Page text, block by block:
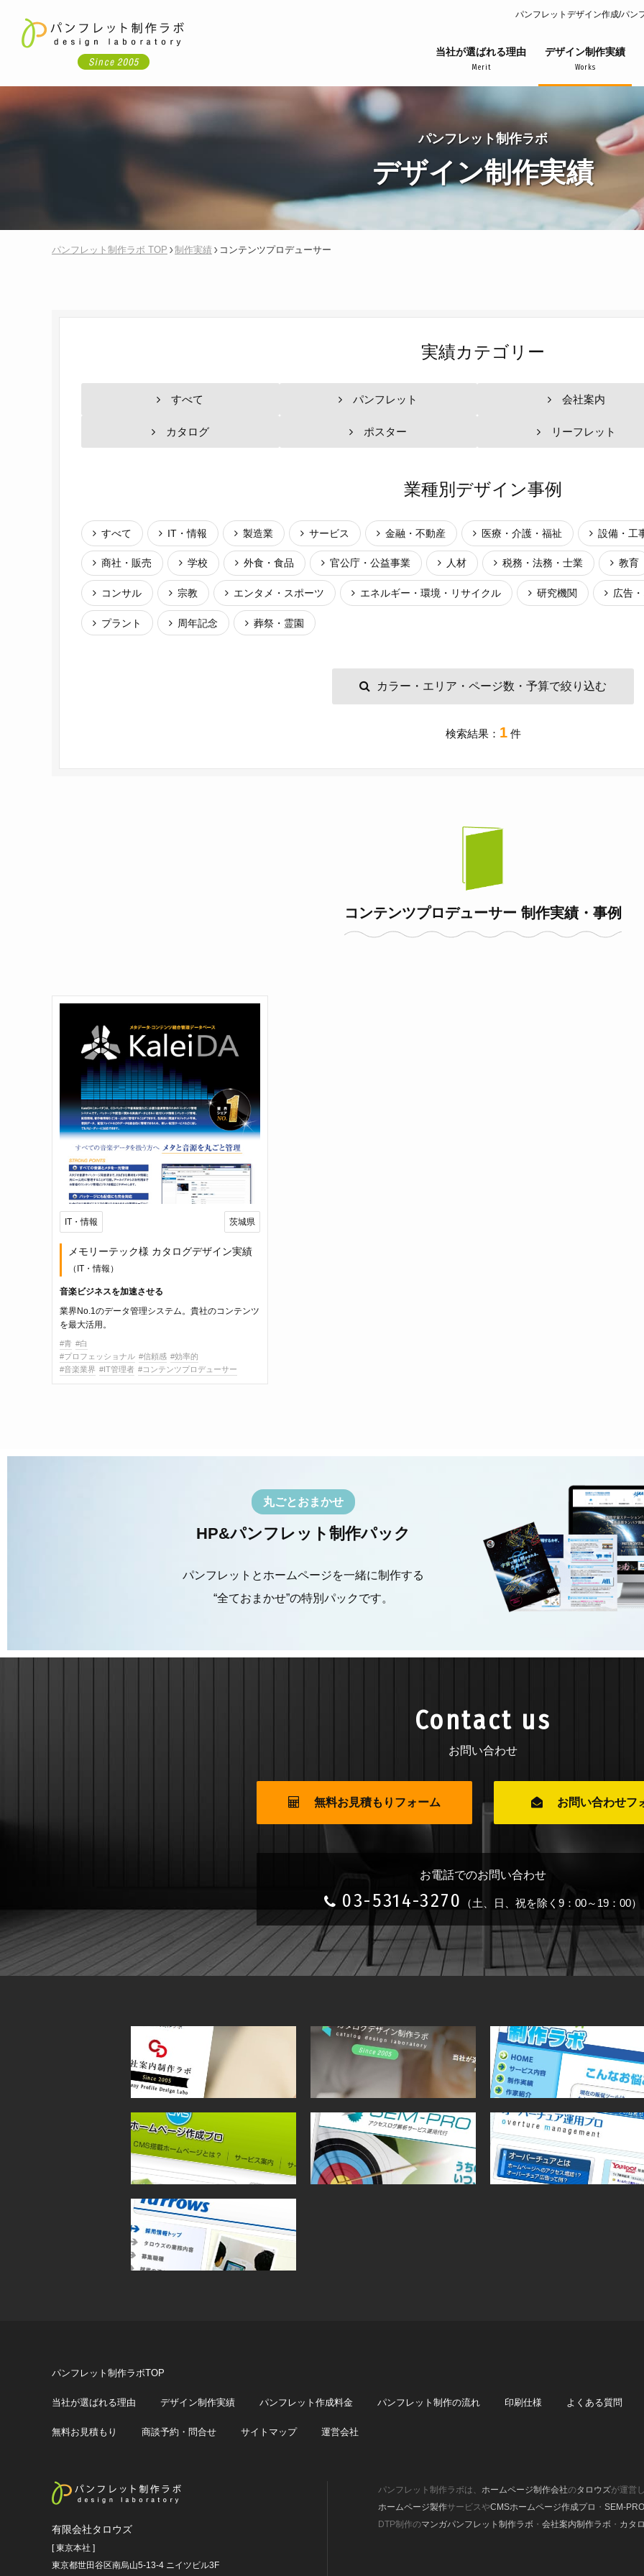
パンフレットデザイン作成/パン
当社が選ばれる理由
Merit
デザイン制作実績
Works
パンフレット制作ラボ
デザイン制作実績
パンフレット制作ラボ TOP 制作実績 コンテンツプロデューサー
実績カテゴリー
すべて パンフレット 会社案内
カタログ ポスター リーフレット
業種別デザイン事例
すべて IT・情報 製造業 サービス 金融・不動産 医療・介護・福祉 設備・工
商社・販売 学校 外食・食品 官公庁・公益事業 人材 税務・法務・士業 教育
コンサル 宗教 エンタメ・スポーツ エネルギー・環境・リサイクル 研究機関 広告
プラント 周年記念 葬祭・霊園
カラー・エリア・ページ数・予算で絞り込む
検索結果： 1件
コンテンツプロデューサー 制作実績・事例
IT・情報 茨城県
メモリーテック様 カタログデザイン実績
（IT・情報）
音楽ビジネスを加速させる
業界No.1のデータ管理システム。貴社のコンテンツ
を最大活用。
#青 #白
#プロフェッショナル #信頼感 #効率的
#音楽業界 #IT管理者 #コンテンツプロデューサー
丸ごとおまかせ
HP&パンフレット制作パック
パンフレットとホームページを一緒に制作する
“全ておまかせ”の特別パックです。
Contact us
お問い合わせ
無料お見積もりフォーム お問い合わせフ
お電話でのお問い合わせ
03-5314-3270 （土、日、祝を除く9：00～19：00）
パンフレット制作ラボTOP
当社が選ばれる理由 デザイン制作実績 パンフレット作成料金 パンフレット制作の流れ 印刷仕様 よくある質問
無料お見積もり 商談予約・問合せ サイトマップ 運営会社
有限会社タロウズ
[ 東京本社 ]
東京都世田谷区南烏山5-13-4 ニイツビル3F
パンフレット制作ラボは、 ホームページ制作会社のタロウズが運営
ホームページ製作サービスやCMSホームページ作成プロ ・ SEM-PRO
DTP制作のマンガパンフレット制作ラボ ・ 会社案内制作ラボ ・ カタ